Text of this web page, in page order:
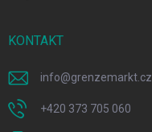
KONTAKT
info@grenzemarkt.cz
+420 373 705 060